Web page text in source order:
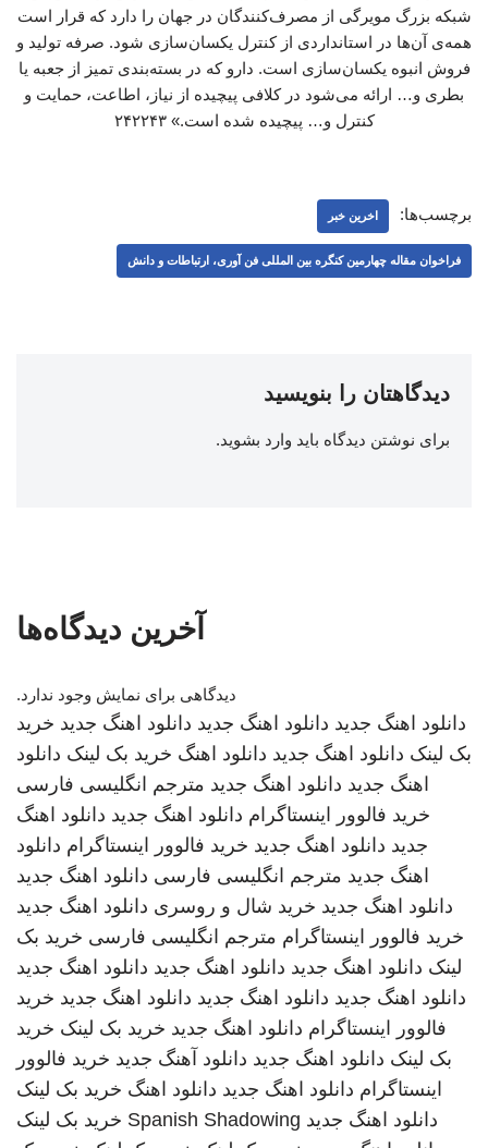
شبکه بزرگ مویرگی از مصرف‌کنندگان در جهان را دارد که قرار است
همه‌ی آن‌ها در استانداردی از کنترل یکسان‌سازی شود. صرفه تولید و
فروش انبوه یکسان‌سازی است. دارو که در بسته‌بندی تمیز از جعبه یا
بطری و… ارائه می‌شود در کلافی پیچیده از نیاز، اطاعت، حمایت و
کنترل و… پیچیده شده است.» ۲۴۲۲۴۳
برچسب‌ها: اخرین خبر
فراخوان مقاله چهارمین کنگره بین المللی فن آوری، ارتباطات و دانش
دیدگاهتان را بنویسید
برای نوشتن دیدگاه باید وارد بشوید.
آخرین دیدگاه‌ها
دیدگاهی برای نمایش وجود ندارد.
دانلود اهنگ جدید دانلود اهنگ جدید دانلود اهنگ جدید خرید
بک لینک دانلود اهنگ جدید دانلود اهنگ خرید بک لینک دانلود
اهنگ جدید دانلود اهنگ جدید مترجم انگلیسی فارسی
خرید فالوور اینستاگرام دانلود اهنگ جدید دانلود اهنگ
جدید دانلود اهنگ جدید خرید فالوور اینستاگرام دانلود
اهنگ جدید مترجم انگلیسی فارسی دانلود اهنگ جدید
دانلود اهنگ جدید خرید شال و روسری دانلود اهنگ جدید
خرید فالوور اینستاگرام مترجم انگلیسی فارسی خرید بک
لینک دانلود اهنگ جدید دانلود اهنگ جدید دانلود اهنگ جدید
دانلود اهنگ جدید دانلود اهنگ جدید دانلود اهنگ جدید خرید
فالوور اینستاگرام دانلود اهنگ جدید خرید بک لینک خرید
بک لینک دانلود اهنگ جدید دانلود آهنگ جدید خرید فالوور
اینستاگرام دانلود اهنگ جدید دانلود اهنگ خرید بک لینک
دانلود اهنگ جدید Spanish Shadowing خرید بک لینک